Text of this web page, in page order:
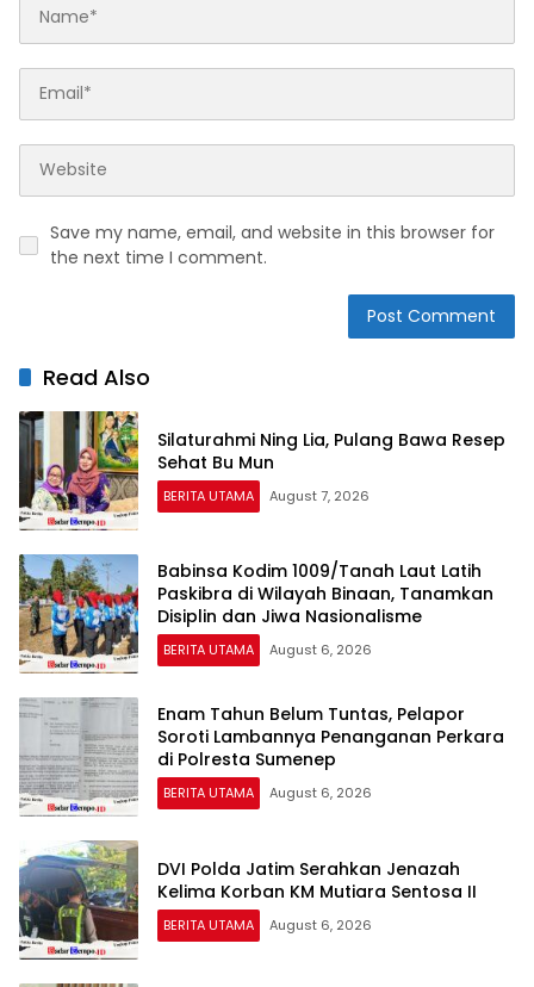
Save my name, email, and website in this browser for
the next time I comment.
Read Also
Silaturahmi Ning Lia, Pulang Bawa Resep
Sehat Bu Mun
BERITA UTAMA August 7, 2026
Babinsa Kodim 1009/Tanah Laut Latih
Paskibra di Wilayah Binaan, Tanamkan
Disiplin dan Jiwa Nasionalisme
BERITA UTAMA August 6, 2026
Enam Tahun Belum Tuntas, Pelapor
Soroti Lambannya Penanganan Perkara
di Polresta Sumenep
BERITA UTAMA August 6, 2026
DVI Polda Jatim Serahkan Jenazah
Kelima Korban KM Mutiara Sentosa II
BERITA UTAMA August 6, 2026